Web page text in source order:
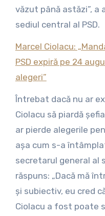
văzut până astăzi”, a
sediul central al PSD.
Marcel Ciolacu:
PSD expiră pe 24
alegeri”
Întrebat dacă nu ar
Ciolacu să piardă
ar pierde alegerile
aşa cum s-a
secretarul general al
răspuns: „Dacă mă
şi subiectiv, eu cred
Ciolacu a fost poate